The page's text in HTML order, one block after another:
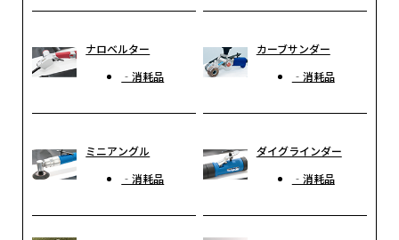
ナロベルター
‐消耗品
カーブサンダー
‐消耗品
ミニアングル
‐消耗品
ダイグラインダー
‐消耗品